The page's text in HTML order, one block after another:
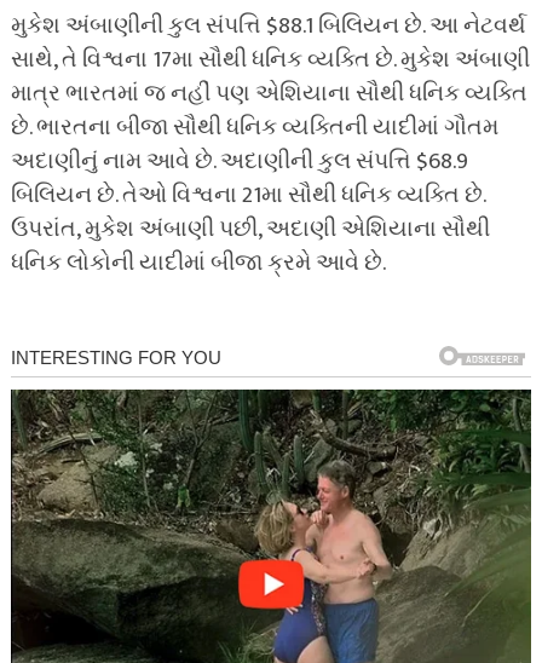
મુકેશ અંબાણીની કુલ સંપત્તિ $88.1 બિલિયન છે. આ નેટવર્થ
સાથે, તે વિશ્વના 17મા સૌથી ધનિક વ્યક્તિ છે. મુકેશ અંબાણી
માત્ર ભારતમાં જ નહીં પણ એશિયાના સૌથી ધનિક વ્યક્તિ
છે. ભારતના બીજા સૌથી ધનિક વ્યક્તિની યાદીમાં ગૌતમ
અદાણીનું નામ આવે છે. અદાણીની કુલ સંપત્તિ $68.9
બિલિયન છે. તેઓ વિશ્વના 21મા સૌથી ધનિક વ્યક્તિ છે.
ઉપરાંત, મુકેશ અંબાણી પછી, અદાણી એશિયાના સૌથી
ધનિક લોકોની યાદીમાં બીજા ક્રમે આવે છે.